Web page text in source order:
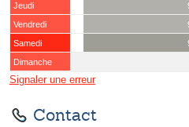
Jeudi
Vendredi
Samedi
Dimanche
Signaler une erreur
Contact